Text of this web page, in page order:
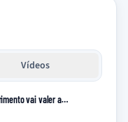
Vídeos
vai valer a…